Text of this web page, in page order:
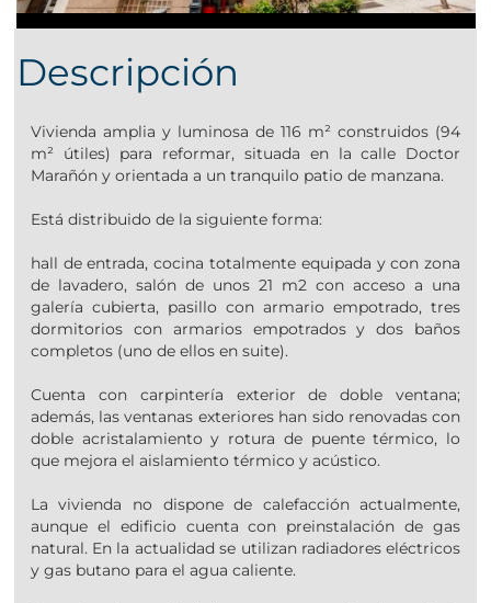
Descripción
Vivienda amplia y luminosa de 116 m² construidos (94
m² útiles) para reformar, situada en la calle Doctor
Marañón y orientada a un tranquilo patio de manzana.
Está distribuido de la siguiente forma:
hall de entrada, cocina totalmente equipada y con zona
de lavadero, salón de unos 21 m2 con acceso a una
galería cubierta, pasillo con armario empotrado, tres
dormitorios con armarios empotrados y dos baños
completos (uno de ellos en suite).
Cuenta con carpintería exterior de doble ventana;
además, las ventanas exteriores han sido renovadas con
doble acristalamiento y rotura de puente térmico, lo
que mejora el aislamiento térmico y acústico.
La vivienda no dispone de calefacción actualmente,
aunque el edificio cuenta con preinstalación de gas
natural. En la actualidad se utilizan radiadores eléctricos
y gas butano para el agua caliente.